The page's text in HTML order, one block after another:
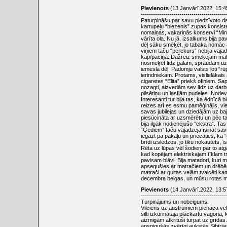
Pievienots (13.Janvārī.2022,
Paturpināšu par savu piedzīvoto
kartupeļu “biezenis” zupas
nomaiņas, vakariņās konservi
vārīta ola. Nu jā, izsalkums bija
dēļ sāku smēķēt, jo tabaka
viņiem taču “perekurs” nebija
kap/paciņa. Dažreiz smēķējām
nosmēķēt līdz galam, spraudām
iemesla dēļ. Padomju valsts ļoti
ierindniekam. Protams,
cigaretes “Elita” priekš ofiņiem.
nozagti, aizvedām sev līdz uz
pilsētiņu un lasījām pudeles.
Interesanti tur bija tas, ka ēdnīcā
reizes arī es esmu pamēģinājis,
savas jubilejas un dziedājām uz
piesūcināta ar uzsmērētu un pēc
bija ilgāk nodienējušo “ekstra”.
“Ģediem” taču vajadzēja īsināt
iegāzt pa pakaļu un priecāties, kā
brīdi izslēdzos, jo tiku nokautēts,
Rēta uz lūpas vēl šodien par to
kad kopējam elektriskajam tīklam
pavisam blāvi. Bija matadori, kuri
apsegušies ar matračiem un
matrači ar gultas veļām tvaicēti
decembra beigas, un mūsu rotas
Pievienots (14.Janvārī.2022,
Turpinājums un nobeigums.
Vilciens uz austrumiem pienāca
silti izkurinātajā plackartu vagonā,
aizmigām atkrituši turpat uz